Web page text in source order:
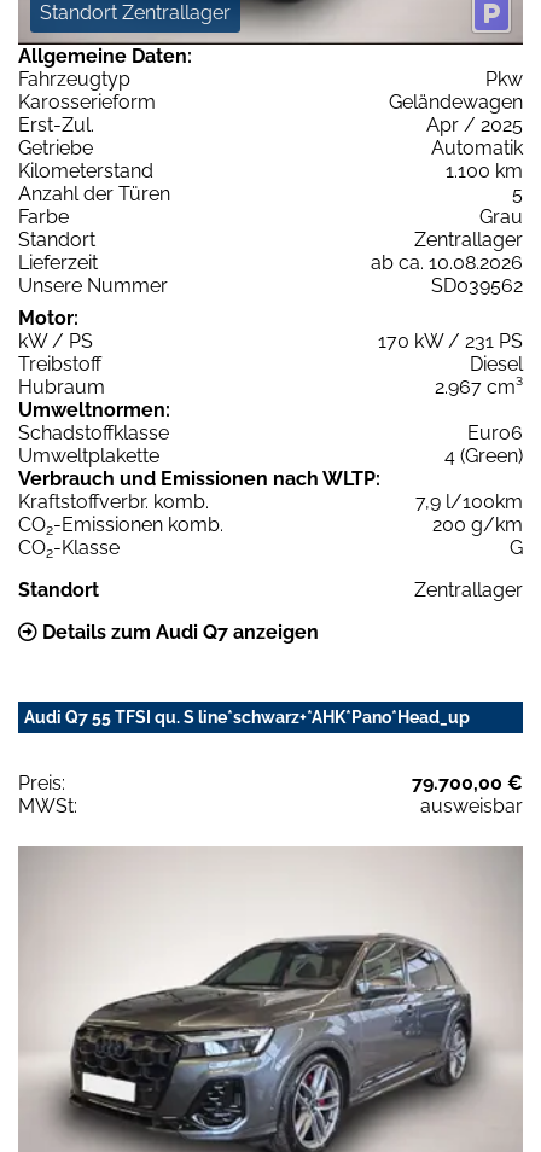
Standort Zentrallager
Allgemeine Daten:
Fahrzeugtyp
Pkw
Karosserieform
Geländewagen
Erst-Zul.
Apr / 2025
Getriebe
Automatik
Kilometerstand
1.100 km
Anzahl der Türen
5
Farbe
Grau
Standort
Zentrallager
Lieferzeit
ab ca. 10.08.2026
Unsere Nummer
SD039562
Motor:
kW / PS
170 kW / 231 PS
Treibstoff
Diesel
Hubraum
2.967 cm³
Umweltnormen:
Schadstoffklasse
Euro6
Umweltplakette
4 (Green)
Verbrauch und Emissionen nach WLTP:
Kraftstoffverbr. komb.
7,9 l/100km
CO2-Emissionen komb.
200 g/km
CO2-Klasse
G
Standort
Zentrallager
Details zum Audi Q7 anzeigen
Audi Q7 55 TFSI qu. S line*schwarz+*AHK*Pano*Head_up
Preis:
79.700,00 €
MWSt:
ausweisbar